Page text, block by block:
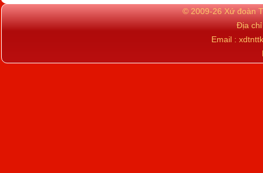
© 2009-26 Xứ đoàn
Địa
Email :